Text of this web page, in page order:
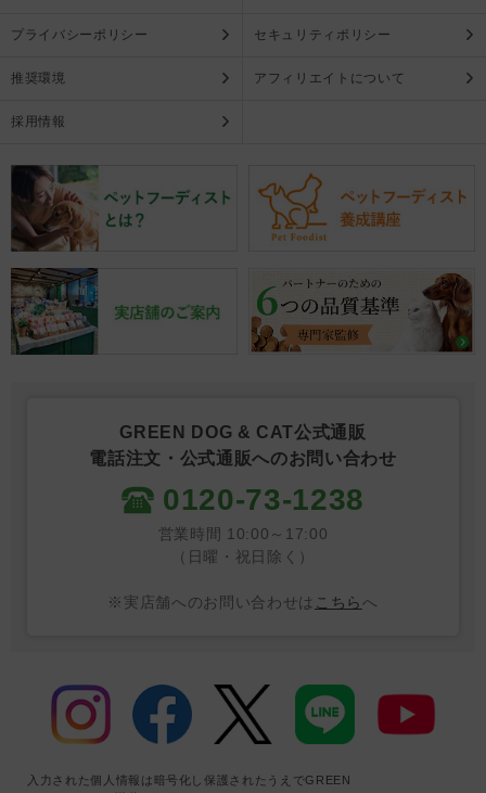
プライバシーポリシー セキュリティポリシー
推奨環境 アフィリエイトについて
採用情報
GREEN DOG & CAT公式通販
電話注文・公式通販へのお問い合わせ
0120-73-1238
営業時間 10:00～17:00
（日曜・祝日除く）
※実店舗へのお問い合わせは こちらへ
入力された個人情報は暗号化し保護されたうえでGREEN